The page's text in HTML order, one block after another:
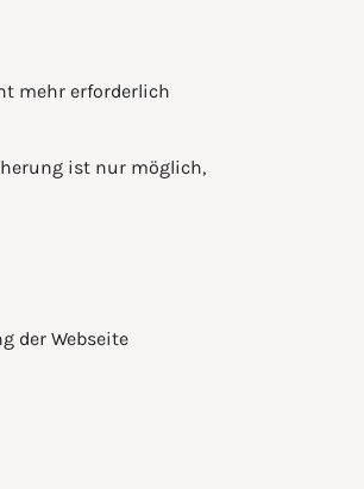
mehr erforderlich
ist nur möglich,
der Webseite